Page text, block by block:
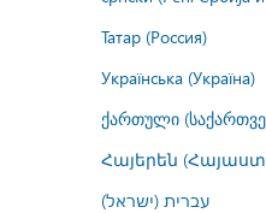
Татар (Россия)
Українська (Україна)
ქართული
Հայերեն
עברית (ישראל)